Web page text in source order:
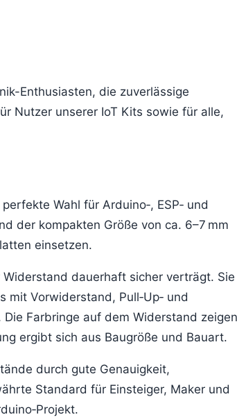
Enthusiasten, die zuverlässige
Nutzer unserer IoT Kits sowie für alle,
Wahl für Arduino‑, ESP‑ und
der kompakten Größe von ca. 6–7 mm
einsetzen.
dauerhaft sicher verträgt. Sie
Vorwiderstand, Pull‑Up‑ und
Farbringe auf dem Widerstand zeigen
ergibt sich aus Baugröße und Bauart.
durch gute Genauigkeit,
Standard für Einsteiger, Maker und